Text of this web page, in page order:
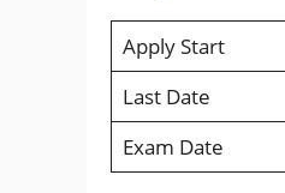
Apply Start
Last Date
Exam Date